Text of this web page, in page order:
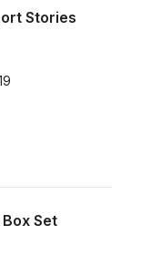
Stories
Set